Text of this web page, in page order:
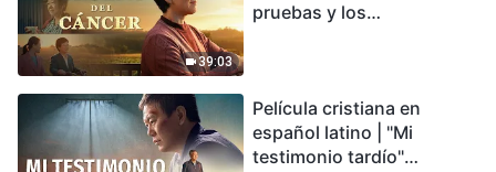
39:03
pruebas y los
Película cristiana en
español latino | "Mi
testimonio tardío"